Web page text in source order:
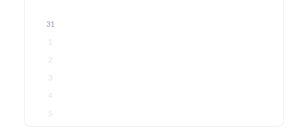
31
1
2
3
4
5